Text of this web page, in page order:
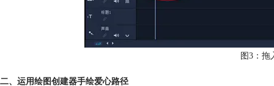
图3：拖
二、运用绘图创建器手绘爱心路径